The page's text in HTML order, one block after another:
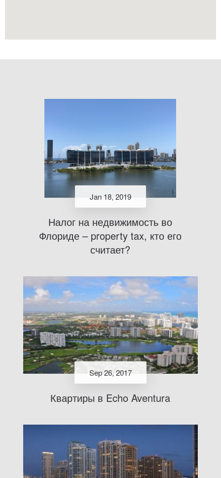
Jan 18, 2019
Налог на недвижимость во
Флориде – property tax, кто его
считает?
Sep 26, 2017
Квартиры в Echo Aventura